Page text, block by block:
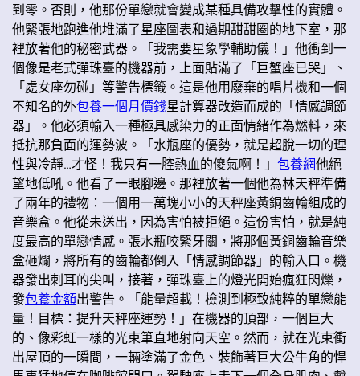
到零。否則，他那份單戀就會變成某種具備攻擊性的實體。
他緊張地跑進他堆滿了星座圖表和過期甜甜圈的地下室，那
裡放著他的秘密武器。「我需要星象學輔助儀！」他衝到一
個像是老式彈珠臺的機器前，上面貼滿了「巨蟹座已哭」、
「處女座勿碰」等警告標籤。這是他用廢棄的唱片機和一個
不知名的外包養一個月價錢星計算器改造而成的「情感調節
器」。他必須輸入一種極具感染力的正面情緒作為燃料，來
抵抗那負面的運勢波。「水瓶座的優勢，就是超脫一切的理
性與冷靜…才怪！我只有一腔熱血的傻氣啊！」包養網他絕
望地低吼。他看了一眼腳邊。那裡放著一個他為林天秤準備
了兩年的禮物：一個用一萬塊小小的天秤座黃銅齒輪組成的
音樂盒。他從未送出，因為害怕被拒絕。這份害怕，就是純
度最高的單戀情感。張水瓶咬緊牙關，將那個黃銅齒輪音樂
盒砸爛，將所有的齒輪都倒入「情感調節器」的輸入口。機
器發出刺耳的尖叫，接著，彈珠臺上的燈光開始瘋狂閃爍，
發包養金額出警告。「能量超載！檢測到極致純粹的單戀能
量！目標：提升天秤座運勢！」在機器的頂部，一個巨大
的、像彩虹一樣的光束筆直地射向天空。然而，就在光束衝
出屋頂的一瞬間，一輛塗滿了金色、裝飾著巨大公牛角的悍